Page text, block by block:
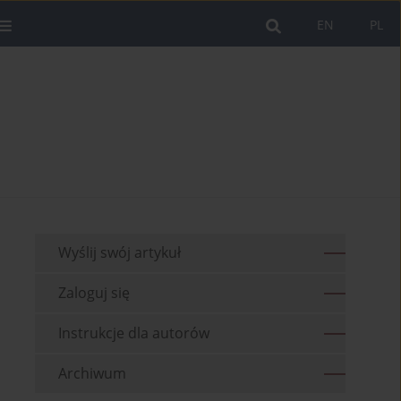
PL
EN
Wyślij swój artykuł
Zaloguj się
Instrukcje dla autorów
Archiwum